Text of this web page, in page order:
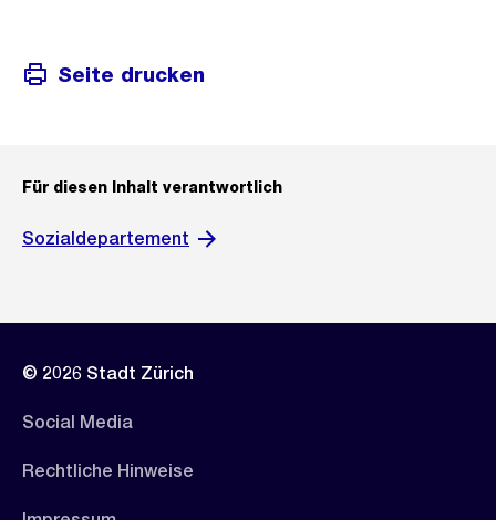
Seite drucken
Für diesen Inhalt verantwortlich
Sozialdepartement
© 2026 Stadt Zürich
Social Media
Rechtliche Hinweise